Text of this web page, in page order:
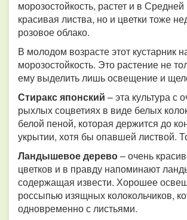
морозостойкость, растет и в
красивая листва, но и цветки тоже
розовое облако.
В молодом возрасте этот кустарник
морозостойкость. Это растение не
ему выделить лишь освещение и
Стиракс японский – эта культура
рыхлых соцветиях в виде белых
белой пеной, которая держится до
укрытии, хотя бы опавшей листвой.
Ландышевое дерево– очень
цветков и в правду напоминают
содержащая извести. Хорошее
россыпью изящных колокольчиков,
одновременно с листьями.